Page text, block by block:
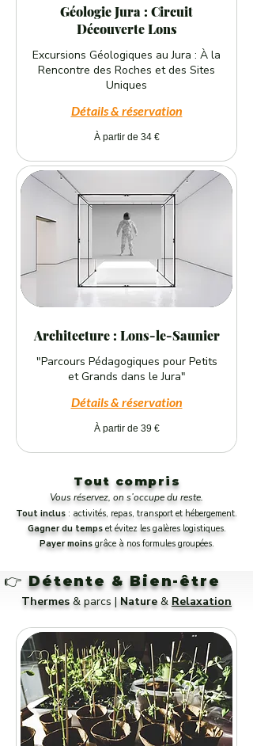
Géologie Jura : Circuit
Découverte Lons
Excursions Géologiques au Jura : À la
Rencontre des Roches et des Sites
Uniques
Détails & réservation
34
euros
À partir de 34 €
Architecture : Lons-le-Saunier
"Parcours Pédagogiques pour Petits
et Grands dans le Jura"
Détails & réservation
39
À partir de 39 €
Tout compris
Vous réservez, on s’occupe du reste.
Tout inclus : activités, repas, transport et hébergement.
Gagner du tempset évitez les galères logistiques.
Payer moins grâce à nos formules groupées.
👉Détente & Bien-être
Thermes & parcs | Nature & Relaxation